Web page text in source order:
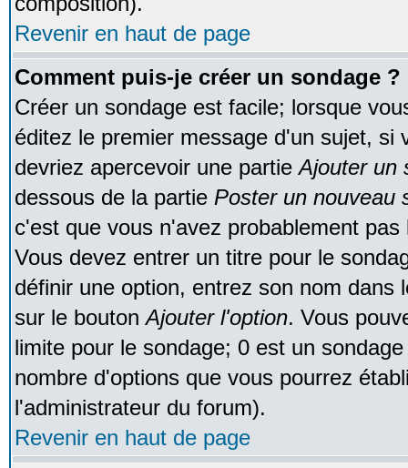
Revenir en haut de page
Comment puis-je créer un sondage ?
Créer un sondage est facile; lorsque
éditez le premier message d'un sujet, si
devriez apercevoir une partieAjouter un
dessous de la partie Poster un nouveau
c'est que vous n'avez probablement
Vous devez entrer un titre pour le
définir une option, entrez son nom dans
sur le boutonAjouter l'option. Vous
limite pour le sondage; 0 est un
nombre d'options que vous pourrez
l'administrateur du forum).
Revenir en haut de page